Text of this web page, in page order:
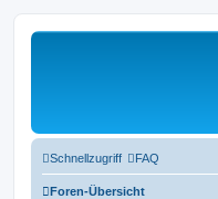
Schnellzugriff FAQ
Foren-Übersicht